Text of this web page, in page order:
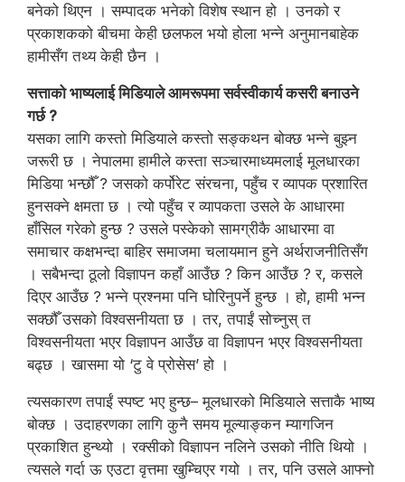
बनेको थिएन । सम्पादक भनेको विशेष स्थान हो । उनको र
प्रकाशकको बीचमा केही छलफल भयो होला भन्ने अनुमानबाहेक
हामीसँग तथ्य केही छैन ।
सत्ताको भाष्यलाई मिडियाले आमरूपमा सर्वस्वीकार्य कसरी बनाउने
गर्छ ?
यसका लागि कस्तो मिडियाले कस्तो सङ्कथन बोक्छ भन्ने बुझ्न
जरूरी छ । नेपालमा हामीले कस्ता सञ्चारमाध्यमलाई मूलधारका
मिडिया भन्छौँ ? जसको कर्पोरेट संरचना, पहुँच र व्यापक प्रशारित
हुनसक्ने क्षमता छ । त्यो पहुँच र व्यापकता उसले के आधारमा
हाँसिल गरेको हुन्छ ? उसले पस्केको सामग्रीकै आधारमा वा
समाचार कक्षभन्दा बाहिर समाजमा चलायमान हुने अर्थराजनीतिसँग
। सबैभन्दा ठूलो विज्ञापन कहाँ आउँछ ? किन आउँछ ? र, कसले
दिएर आउँछ ? भन्ने प्रश्नमा पनि घोरिनुपर्ने हुन्छ । हो, हामी भन्न
सक्छौँ उसको विश्वसनीयता छ । तर, तपाईं सोच्नुस् त
विश्वसनीयता भएर विज्ञापन आउँछ वा विज्ञापन भएर विश्वसनीयता
बढ्छ । खासमा यो ‘टु वे प्रोसेस’ हो ।
त्यसकारण तपाईं स्पष्ट भए हुन्छ– मूलधारको मिडियाले सत्ताकै भाष्य
बोक्छ । उदाहरणका लागि कुनै समय मूल्याङ्कन म्यागजिन
प्रकाशित हुन्थ्यो । रक्सीको विज्ञापन नलिने उसको नीति थियो ।
त्यसले गर्दा ऊ एउटा वृत्तमा खुम्चिएर गयो । तर, पनि उसले आफ्नो